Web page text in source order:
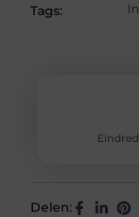
Tags:
Delen: